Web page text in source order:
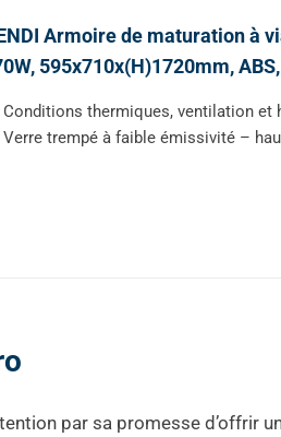
Armoire de maturation à
595x710x(H)1720mm,
Conditions thermiques, ventilation et
Verre trempé à faible émissivité –
par sa promesse d’offrir